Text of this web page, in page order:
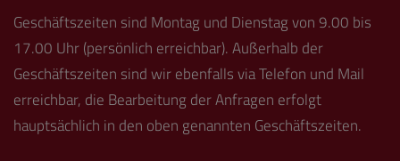
Geschäftszeiten sind Montag und Dienstag von 9.00 bis
17.00 Uhr (persönlich erreichbar). Außerhalb der
Geschäftszeiten sind wir ebenfalls via Telefon und Mail
erreichbar, die Bearbeitung der Anfragen erfolgt
hauptsächlich in den oben genannten Geschäftszeiten.